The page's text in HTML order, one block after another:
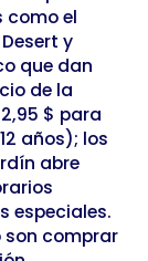
como el
y
que dan
de la
$ para
años); los
abre
especiales.
son comprar